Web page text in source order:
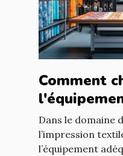
Comment
votre
textile ?
Dans le domaine
l’impression
l’équipement